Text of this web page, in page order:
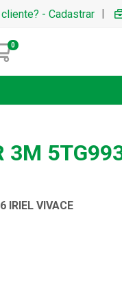
- Cadastrar |
0
3M
IRIEL VIVACE